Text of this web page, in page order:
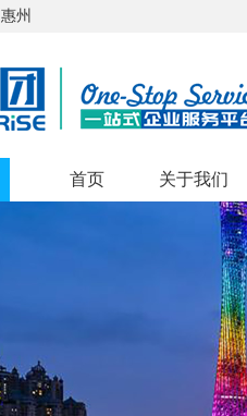
惠州
首页 关于我们